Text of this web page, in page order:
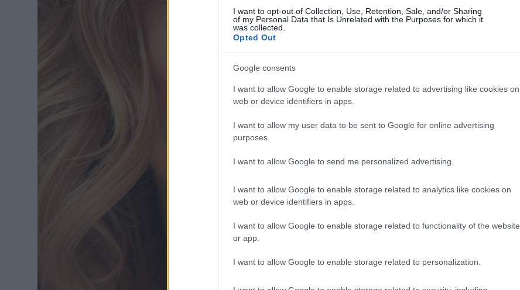
I want to opt-out of Collection, Use, Retention, Sale, and/or Sharing
of my Personal Data that Is Unrelated with the Purposes for which it
was collected.
Opted Out
Google consents
I want to allow Google to enable storage related to advertising like cookies on
web or device identifiers in apps.
I want to allow my user data to be sent to Google for online advertising
purposes.
I want to allow Google to send me personalized advertising.
I want to allow Google to enable storage related to analytics like cookies on
web or device identifiers in apps.
I want to allow Google to enable storage related to functionality of the website
or app.
I want to allow Google to enable storage related to personalization.